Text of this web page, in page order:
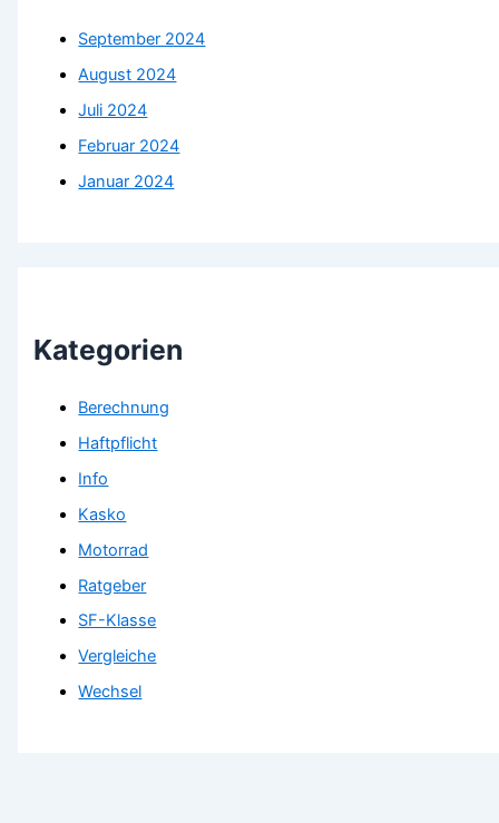
September 2024
August 2024
Juli 2024
Februar 2024
Januar 2024
Kategorien
Berechnung
Haftpflicht
Info
Kasko
Motorrad
Ratgeber
SF-Klasse
Vergleiche
Wechsel